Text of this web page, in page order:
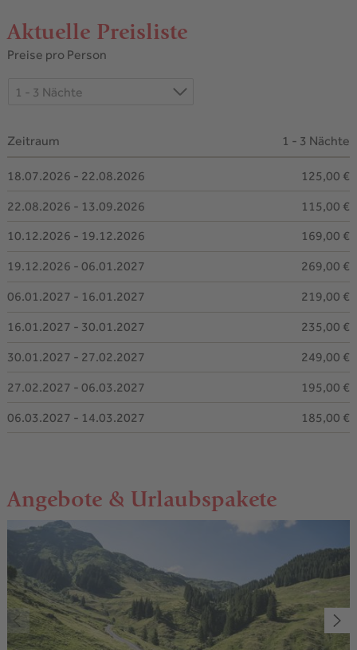
Aktuelle Preisliste
Preise pro Person
1 - 3 Nächte
Zeitraum 1 - 3 Nächte
18.07.2026 - 22.08.2026
125,00 €
22.08.2026 - 13.09.2026
115,00 €
10.12.2026 - 19.12.2026
169,00 €
19.12.2026 - 06.01.2027
269,00 €
06.01.2027 - 16.01.2027
219,00 €
16.01.2027 - 30.01.2027
235,00 €
30.01.2027 - 27.02.2027
249,00 €
27.02.2027 - 06.03.2027
195,00 €
06.03.2027 - 14.03.2027
185,00 €
Angebote & Urlaubspakete